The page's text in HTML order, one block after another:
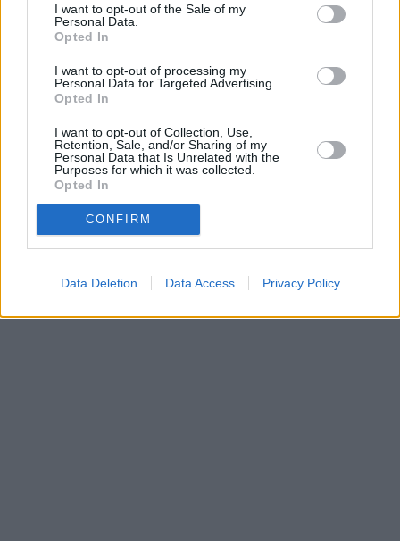
I want to opt-out of the Sale of my
Personal Data.
Opted In
I want to opt-out of processing my
Personal Data for Targeted Advertising.
Opted In
I want to opt-out of Collection, Use,
Retention, Sale, and/or Sharing of my
Personal Data that Is Unrelated with the
Purposes for which it was collected.
Opted In
CONFIRM
Data Deletion Data Access Privacy Policy
Prima sport - co nabídne v prvním
vysílacím týdnu
Kdy a kde bude Prima sport k
naladění na Skylinku
Parabola.cz- web o satelitní, terestrické a kabelové televizi, ©
O webu parabola.cz• O souborech cookies• Inzerce
Kontakt
Dovolená u moře •Bazény